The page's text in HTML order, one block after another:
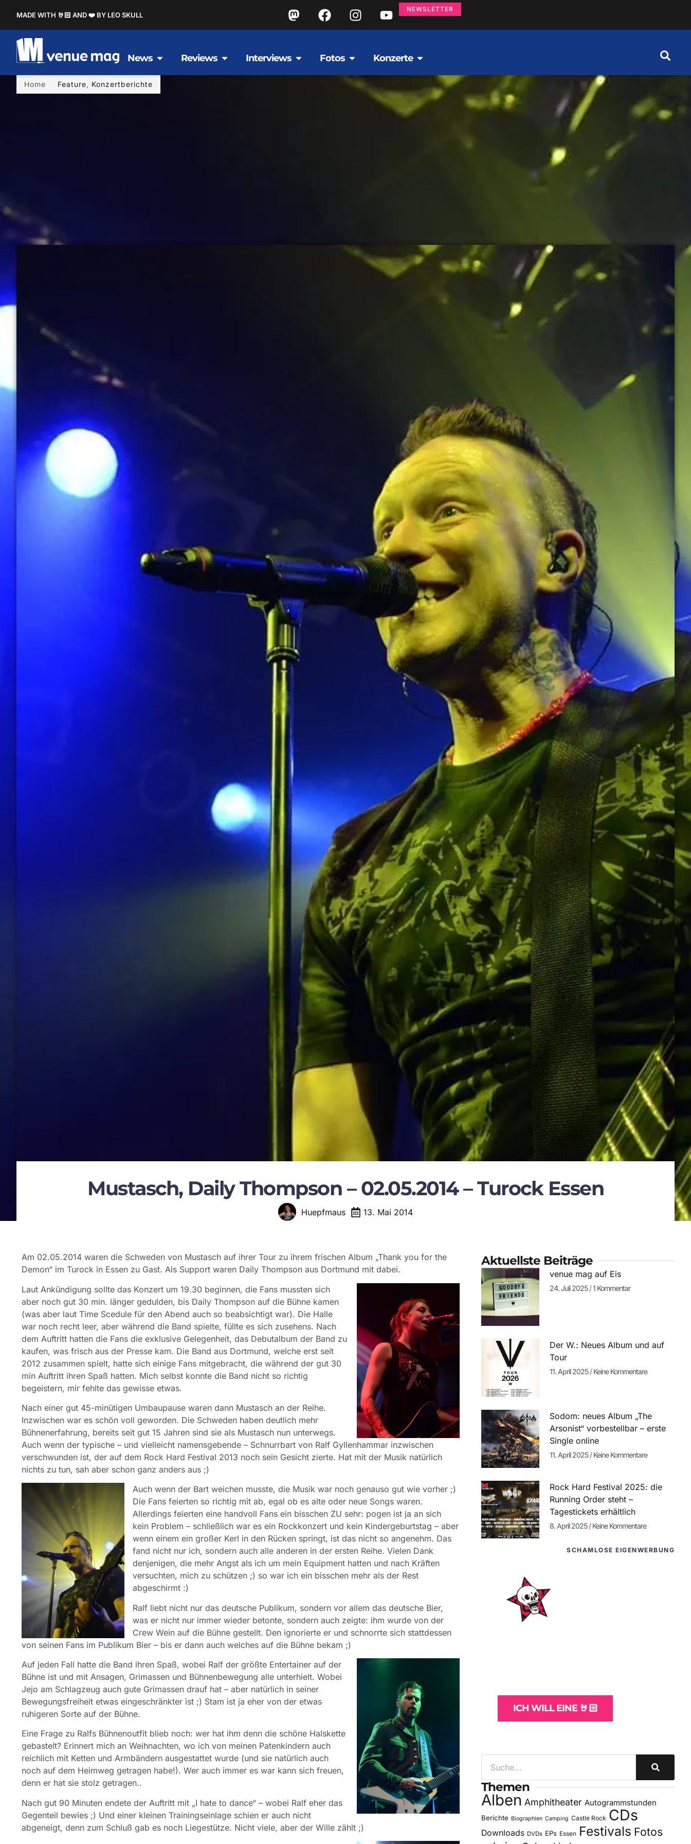
MADE WITH 🤘🏻 AND ❤️ BY LEO SKULL
NEWSLETTER
News Reviews Interviews Fotos Konzerte
Home Feature, Konzertberichte
Mustasch, Daily Thompson – 02.05.2014 – Turock Essen
Huepfmaus 13. Mai 2014
Am 02.05.2014 waren die Schweden von Mustasch auf ihrer Tour zu ihrem frischen Album „Thank you for the
Demon“ im Turock in Essen zu Gast. Als Support waren Daily Thompson aus Dortmund mit dabei.
Laut Ankündigung sollte das Konzert um 19.30 beginnen, die Fans mussten sich
aber noch gut 30 min. länger gedulden, bis Daily Thompson auf die Bühne kamen
(was aber laut Time Scedule für den Abend auch so beabsichtigt war). Die Halle
war noch recht leer, aber während die Band spielte, füllte es sich zusehens. Nach
dem Auftritt hatten die Fans die exklusive Gelegenheit, das Debutalbum der Band zu
kaufen, was frisch aus der Presse kam. Die Band aus Dortmund, welche erst seit
2012 zusammen spielt, hatte sich einige Fans mitgebracht, die während der gut 30
min Auftritt ihren Spaß hatten. Mich selbst konnte die Band nicht so richtig
begeistern, mir fehlte das gewisse etwas.
Nach einer gut 45-minütigen Umbaupause waren dann Mustasch an der Reihe.
Inzwischen war es schön voll geworden. Die Schweden haben deutlich mehr
Bühnenerfahrung, bereits seit gut 15 Jahren sind sie als Mustasch nun unterwegs.
Auch wenn der typische – und vielleicht namensgebende – Schnurrbart von Ralf Gyllenhammar inzwischen
verschwunden ist, der auf dem Rock Hard Festival 2013 noch sein Gesicht zierte. Hat mit der Musik natürlich
nichts zu tun, sah aber schon ganz anders aus ;)
Auch wenn der Bart weichen musste, die Musik war noch genauso gut wie vorher ;)
Die Fans feierten so richtig mit ab, egal ob es alte oder neue Songs waren.
Allerdings feierten eine handvoll Fans ein bisschen ZU sehr: pogen ist ja an sich
kein Problem – schließlich war es ein Rockkonzert und kein Kindergeburtstag – aber
wenn einem ein großer Kerl in den Rücken springt, ist das nicht so angenehm. Das
fand nicht nur ich, sondern auch alle anderen in der ersten Reihe. Vielen Dank
denjenigen, die mehr Angst als ich um mein Equipment hatten und nach Kräften
versuchten, mich zu schützen ;) so war ich ein bisschen mehr als der Rest
abgeschirmt :)
Ralf liebt nicht nur das deutsche Publikum, sondern vor allem das deutsche Bier,
was er nicht nur immer wieder betonte, sondern auch zeigte: ihm wurde von der
Crew Wein auf die Bühne gestellt. Den ignorierte er und schnorrte sich stattdessen
von seinen Fans im Publikum Bier – bis er dann auch welches auf die Bühne bekam ;)
Auf jeden Fall hatte die Band ihren Spaß, wobei Ralf der größte Entertainer auf der
Bühne ist und mit Ansagen, Grimassen und Bühnenbewegung alle unterhielt. Wobei
Jejo am Schlagzeug auch gute Grimassen drauf hat – aber natürlich in seiner
Bewegungsfreiheit etwas eingeschränkter ist ;) Stam ist ja eher von der etwas
ruhigeren Sorte auf der Bühne.
Eine Frage zu Ralfs Bühnenoutfit blieb noch: wer hat ihm denn die schöne Halskette
gebastelt? Erinnert mich an Weihnachten, wo ich von meinen Patenkindern auch
reichlich mit Ketten und Armbändern ausgestattet wurde (und sie natürlich auch
noch auf dem Heimweg getragen habe!). Wer auch immer es war kann sich freuen,
denn er hat sie stolz getragen..
Nach gut 90 Minuten endete der Auftritt mit „I hate to dance“ – wobei Ralf eher das
Gegenteil bewies ;) Und einer kleinen Trainingseinlage schien er auch nicht
abgeneigt, denn zum Schluß gab es noch Liegestütze. Nicht viele, aber der Wille zählt ;)
Aktuellste Beiträge
venue mag auf Eis
24. Juli 2025 1 Kommentar
Der W.: Neues Album und auf
Tour
11. April 2025 Keine Kommentare
Sodom: neues Album „The
Arsonist“ vorbestellbar – erste
Single online
11. April 2025 Keine Kommentare
Rock Hard Festival 2025: die
Running Order steht –
Tagestickets erhältlich
8. April 2025 Keine Kommentare
SCHAMLOSE EIGENWERBUNG
ICH WILL EINE 🤘🏻
Themen
Alben Amphitheater Autogrammstunden
Berichte Biographien Camping Castle Rock CDs
Downloads DVDs EPs Essen Festivals Fotos